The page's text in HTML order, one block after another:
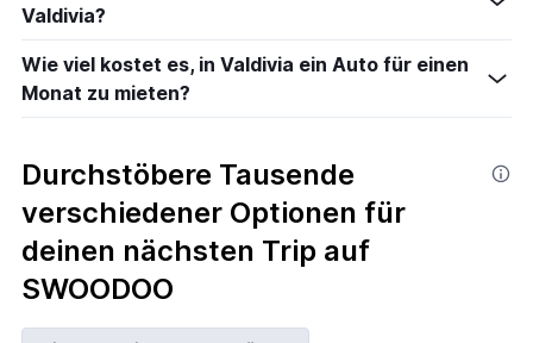
Valdivia?
Wie viel kostet es, in Valdivia ein Auto für einen
Monat zu mieten?
Durchstöbere Tausende
verschiedener Optionen für
deinen nächsten Trip auf
SWOODOO